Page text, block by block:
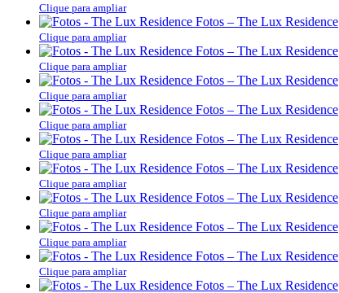
Clique para ampliar
Fotos – The Lux Residence
Clique para ampliar
Fotos – The Lux Residence
Clique para ampliar
Fotos – The Lux Residence
Clique para ampliar
Fotos – The Lux Residence
Clique para ampliar
Fotos – The Lux Residence
Clique para ampliar
Fotos – The Lux Residence
Clique para ampliar
Fotos – The Lux Residence
Clique para ampliar
Fotos – The Lux Residence
Clique para ampliar
Fotos – The Lux Residence
Clique para ampliar
Fotos – The Lux Residence